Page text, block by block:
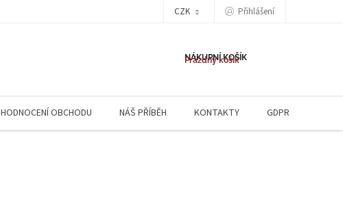
CZK Přihlášení
NÁKUPNÍ KOŠÍK
Prázdný košík
HODNOCENÍ OBCHODU NÁŠ PŘÍBĚH KONTAKTY GDPR